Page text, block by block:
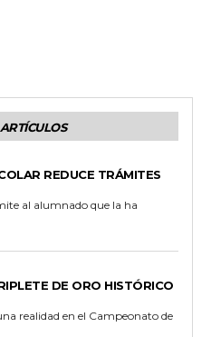
REDUCE TRÁMITES
al alumnado que la ha
DE ORO HISTÓRICO
realidad en el Campeonato de